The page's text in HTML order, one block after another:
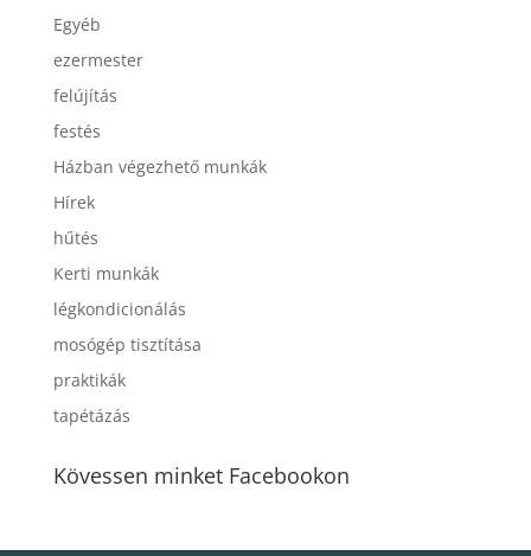
Egyéb
ezermester
felújítás
festés
Házban végezhető munkák
Hírek
hűtés
Kerti munkák
légkondicionálás
mosógép tisztítása
praktikák
tapétázás
Kövessen minket Facebookon